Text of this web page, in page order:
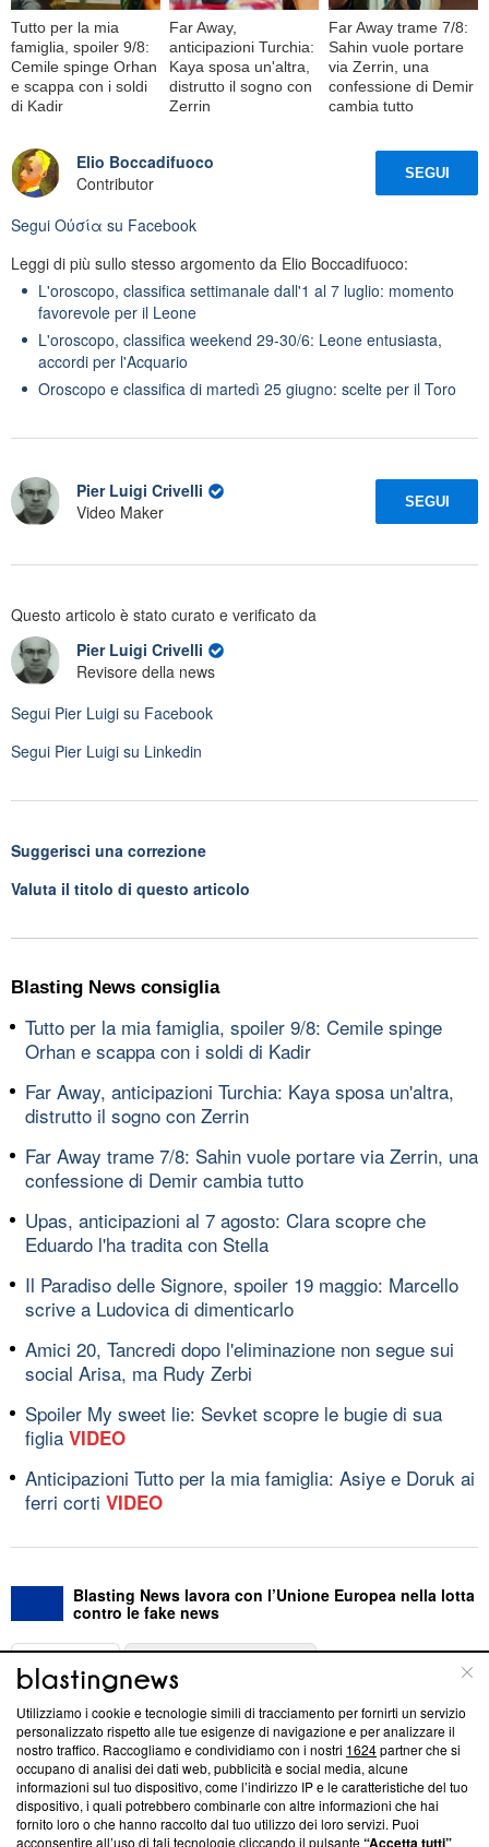
Tutto per la mia
famiglia, spoiler 9/8:
Cemile spinge Orhan
e scappa con i soldi
di Kadir
Far Away,
anticipazioni Turchia:
Kaya sposa un'altra,
distrutto il sogno con
Zerrin
Far Away trame 7/8:
Sahin vuole portare
via Zerrin, una
confessione di Demir
cambia tutto
Elio Boccadifuoco
Contributor
SEGUI
Segui Oὐσία su Facebook
Leggi di più sullo stesso argomento da Elio Boccadifuoco:
L'oroscopo, classifica settimanale dall'1 al 7 luglio: momento
favorevole per il Leone
L'oroscopo, classifica weekend 29-30/6: Leone entusiasta,
accordi per l'Acquario
Oroscopo e classifica di martedì 25 giugno: scelte per il Toro
Pier Luigi Crivelli
Video Maker
SEGUI
Questo articolo è stato curato e verificato da
Pier Luigi Crivelli
Revisore della news
Segui Pier Luigi su Facebook
Segui Pier Luigi su Linkedin
Suggerisci una correzione
Valuta il titolo di questo articolo
Blasting News consiglia
Tutto per la mia famiglia, spoiler 9/8: Cemile spinge
Orhan e scappa con i soldi di Kadir
Far Away, anticipazioni Turchia: Kaya sposa un'altra,
distrutto il sogno con Zerrin
Far Away trame 7/8: Sahin vuole portare via Zerrin, una
confessione di Demir cambia tutto
Upas, anticipazioni al 7 agosto: Clara scopre che
Eduardo l'ha tradita con Stella
Il Paradiso delle Signore, spoiler 19 maggio: Marcello
scrive a Ludovica di dimenticarlo
Amici 20, Tancredi dopo l'eliminazione non segue sui
social Arisa, ma Rudy Zerbi
Spoiler My sweet lie: Sevket scopre le bugie di sua
figlia VIDEO
Anticipazioni Tutto per la mia famiglia: Asiye e Doruk ai
ferri corti VIDEO
Blasting News lavora con l’Unione Europea nella lotta
contro le fake news
ABOUT
Questa sezione offre informazioni trasparenti su Blasting
News, sui nostri processi editoriali e su come ci impegniamo a
creare news di qualità. Inoltre, afferma la nostra aderenza a
‘Trust Project - News with Integrity’Blasting News non è
ancora membro del programma, ma ha richiesto di farne
parte; Trust Project non ha ancora effettuato una verifica di
Utilizziamo i cookie e tecnologie simili di tracciamento per fornirti un servizio
personalizzato rispetto alle tue esigenze di navigazione e per analizzare il
nostro traffico. Raccogliamo e condividiamo con i nostri 1624partner che si
occupano di analisi dei dati web, pubblicità e social media, alcune
informazioni sul tuo dispositivo, come l’indirizzo IP e le caratteristiche del tuo
dispositivo, i quali potrebbero combinarle con altre informazioni che hai
fornito loro o che hanno raccolto dal tuo utilizzo dei loro servizi. Puoi
acconsentire all’uso di tali tecnologie cliccando il pulsante“Accetta tutti”